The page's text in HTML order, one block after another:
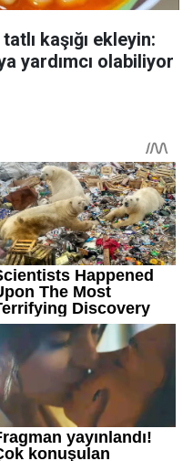
kaşığı ekleyin:
yardımcı olabiliyor